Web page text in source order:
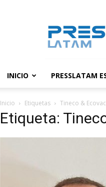
noticias
INICIO PRESSLATAM
Inicio Etiquetas Tineco &
Etiqueta: